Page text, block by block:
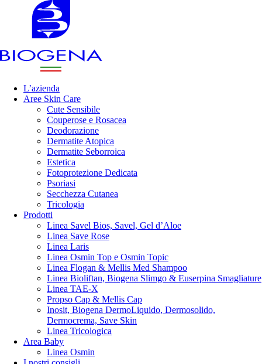
L’azienda
Aree Skin Care
Cute Sensibile
Couperose e Rosacea
Deodorazione
Dermatite Atopica
Dermatite Seborroica
Estetica
Fotoprotezione Dedicata
Psoriasi
Secchezza Cutanea
Tricologia
Prodotti
Linea Savel Bios, Savel, Gel d’Aloe
Linea Save Rose
Linea Laris
Linea Osmin Top e Osmin Topic
Linea Flogan & Mellis Med Shampoo
Linea Bioliftan, Biogena Slimgo & Euserpina Smagliature
Linea TAE-X
Propso Cap & Mellis Cap
Inosit, Biogena DermoLiquido, Dermosolido,
Dermocrema, Save Skin
Linea Tricologica
Area Baby
Linea Osmin